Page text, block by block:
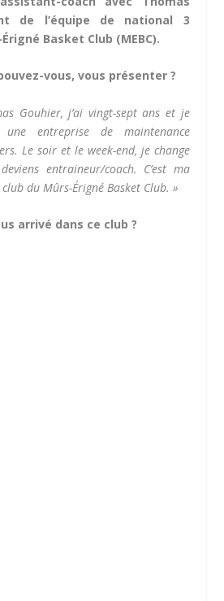
de l’équipe de national 3
Basket Club (MEBC).
vous, vous présenter ?
Gouhier, j’ai vingt-sept ans et je
entreprise de maintenance
Le soir et le week-end, je change
entraineur/coach. C’est ma
du Mûrs-Érigné Basket Club. »
arrivé dans ce club ?